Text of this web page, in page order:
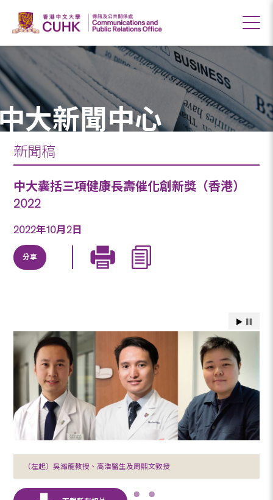
大新聞中心
新聞稿
中大囊括三項健康長壽催化創新獎（香港）
2022
2022年10月2日
分享
（左起）吳濰龍教授、高浩醫生及周熙文教授